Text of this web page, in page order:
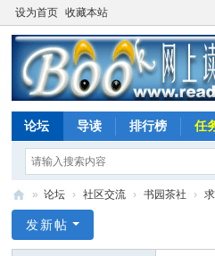
设为首页 收藏本站
论坛 导读 排行榜 任
上
» 论坛 › 社区交流 › 书园茶社 ›
发新帖